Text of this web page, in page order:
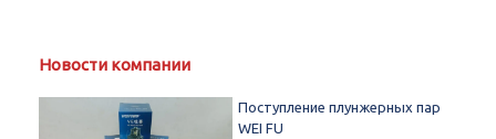
Новости компании
Поступление плунжерных пар
WEI FU